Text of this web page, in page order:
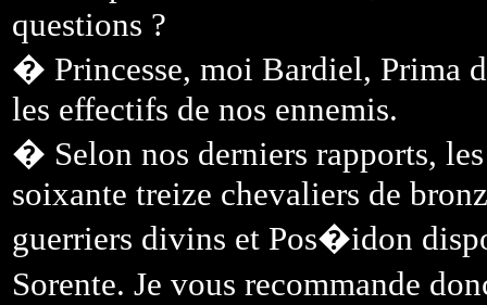
questions ?
� Princesse, moi Bardiel, Prima
les effectifs de nos ennemis.
� Selon nos derniers rapports,
soixante treize chevaliers de
guerriers divins et Pos�idon
Sorente. Je vous recommande